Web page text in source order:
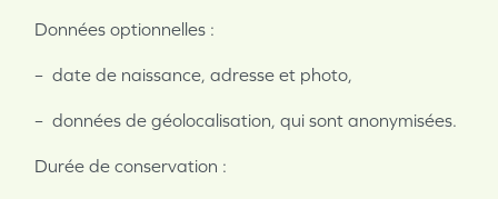
Données optionnelles :
– date de naissance, adresse et photo,
– données de géolocalisation, qui sont anonymisées.
Durée de conservation :